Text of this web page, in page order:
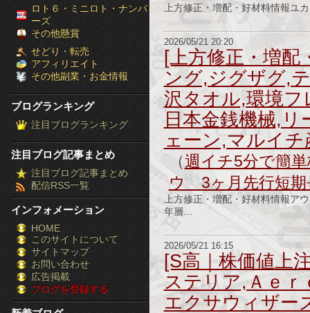
［ブ
ロ
グ
ラ
ン
キ
ン
グ］-
株
FX
競
馬
ロト６・ミニロト・ナンバ
ーズ
その他懸賞
せどり・転売
アフィリエイト
その他副業・お金情報
ブログランキング
注目ブログランキング
注目ブログ記事まとめ
注目ブログ記事まとめ
配信RSS一覧
インフォメーション
HOME
このサイトについて
サイトマップ
お問い合わせ
広告掲載
ブログを登録する
上方修正・増配・好材料情報ユ
2026/05/21 20:20
[上方修正・増
ング,ジグザグ,
沢タオル,環境
日本金銭機械,リ
ェーン,マルイ
（週イチ5分で簡
ウ 3ヶ月先行短期
上方修正・増配・好材料情報ア
年層…
2026/05/21 16:15
[S高｜株価値上
ステリア,Ａｅｒ
エクサウィザー